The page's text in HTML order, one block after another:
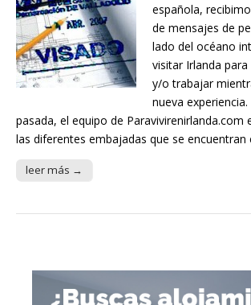
española,
de mensajes de
lado del océano
visitar Irlanda
y/o trabajar
nueva
pasada, el equipo de Paravivirenirlanda.com
las diferentes embajadas que se encuentran
leer más →